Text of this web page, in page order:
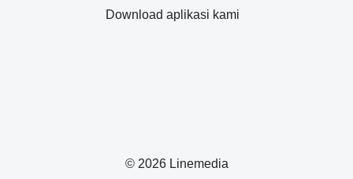
© 2026 Linemedia
Download aplikasi kami